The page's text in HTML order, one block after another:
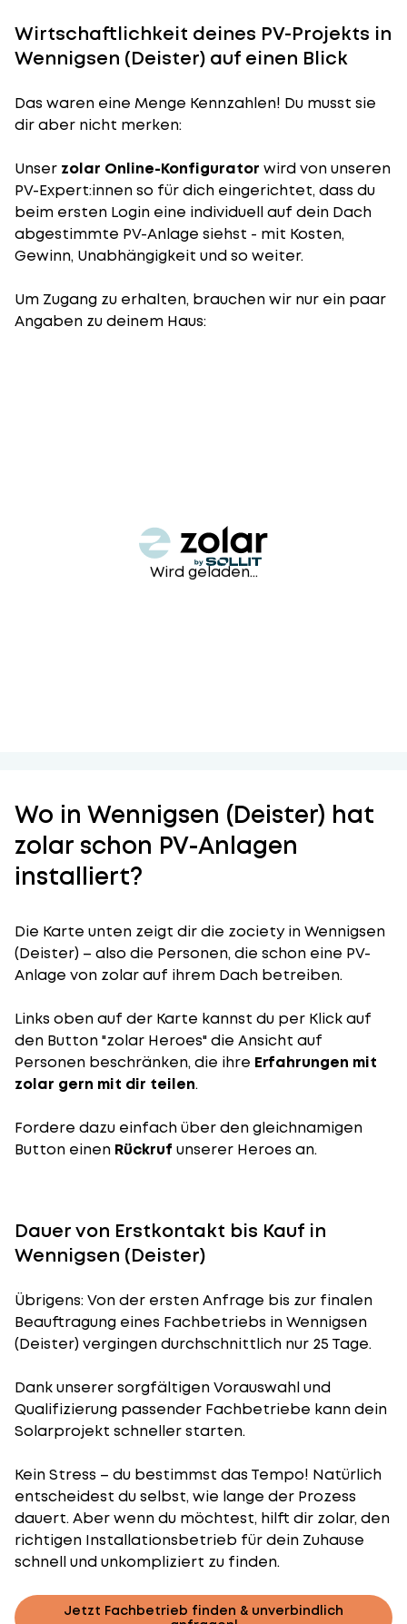
Wirtschaftlichkeit deines PV-Projekts in
Wennigsen (Deister) auf einen Blick
Das waren eine Menge Kennzahlen! Du musst sie
dir aber nicht merken:
Unser zolar Online-Konfigurator wird von unseren
PV-Expert:innen so für dich eingerichtet, dass du
beim ersten Login eine individuell auf dein Dach
abgestimmte PV-Anlage siehst - mit Kosten,
Gewinn, Unabhängigkeit und so weiter.
Um Zugang zu erhalten, brauchen wir nur ein paar
Angaben zu deinem Haus:
Wird geladen...
Wo in Wennigsen (Deister) hat
zolar schon PV-Anlagen
installiert?
Die Karte unten zeigt dir die zociety in Wennigsen
(Deister) – also die Personen, die schon eine PV-
Anlage von zolar auf ihrem Dach betreiben.
Links oben auf der Karte kannst du per Klick auf
den Button "zolar Heroes" die Ansicht auf
Personen beschränken, die ihre Erfahrungen mit
zolar gern mit dir teilen.
Fordere dazu einfach über den gleichnamigen
Button einen Rückruf unserer Heroes an.
Dauer von Erstkontakt bis Kauf in
Wennigsen (Deister)
Übrigens: Von der ersten Anfrage bis zur finalen
Beauftragung eines Fachbetriebs in Wennigsen
(Deister) vergingen durchschnittlich nur 25 Tage.
Dank unserer sorgfältigen Vorauswahl und
Qualifizierung passender Fachbetriebe kann dein
Solarprojekt schneller starten.
Kein Stress – du bestimmst das Tempo! Natürlich
entscheidest du selbst, wie lange der Prozess
dauert. Aber wenn du möchtest, hilft dir zolar, den
richtigen Installationsbetrieb für dein Zuhause
schnell und unkompliziert zu finden.
Jetzt Fachbetrieb finden & unverbindlich